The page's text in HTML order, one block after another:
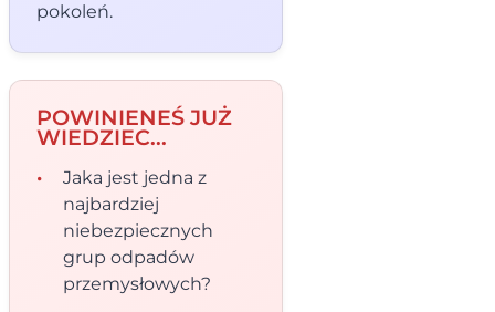
pokoleń.
POWINIENEŚ JUŻ
WIEDZIEC...
Jaka jest jedna z
najbardziej
niebezpiecznych
grup odpadów
przemysłowych?